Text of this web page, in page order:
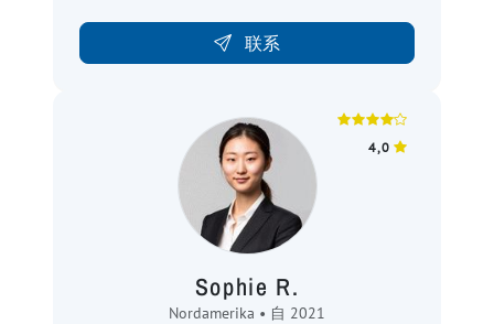
联系
4,0
Sophie R.
Nordamerika • 自 2021